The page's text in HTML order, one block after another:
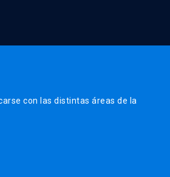
con las distintas áreas de la